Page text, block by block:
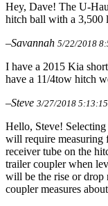
Hey, Dave! The U-
hitch ball with a 3,500
–Savannah 5/22/2018
I have a 2015 Kia
have a 11/4tow hitch
–Steve 3/27/2018
Hello, Steve!
will require measuring
receiver tube on the
trailer coupler when
will be the rise or drop
coupler measures